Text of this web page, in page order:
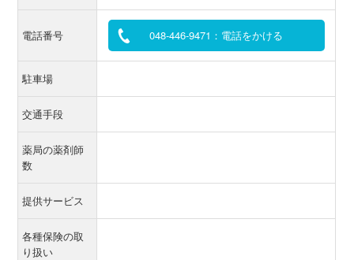
電話番号 048-446-9471：電話をかける
駐車場
交通手段
薬局の薬剤師
数
提供サービス
各種保険の取
り扱い